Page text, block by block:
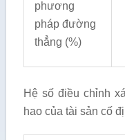
phương
pháp đường
thẳng (%)
Hệ số điều chỉnh
hao của tài sản cố